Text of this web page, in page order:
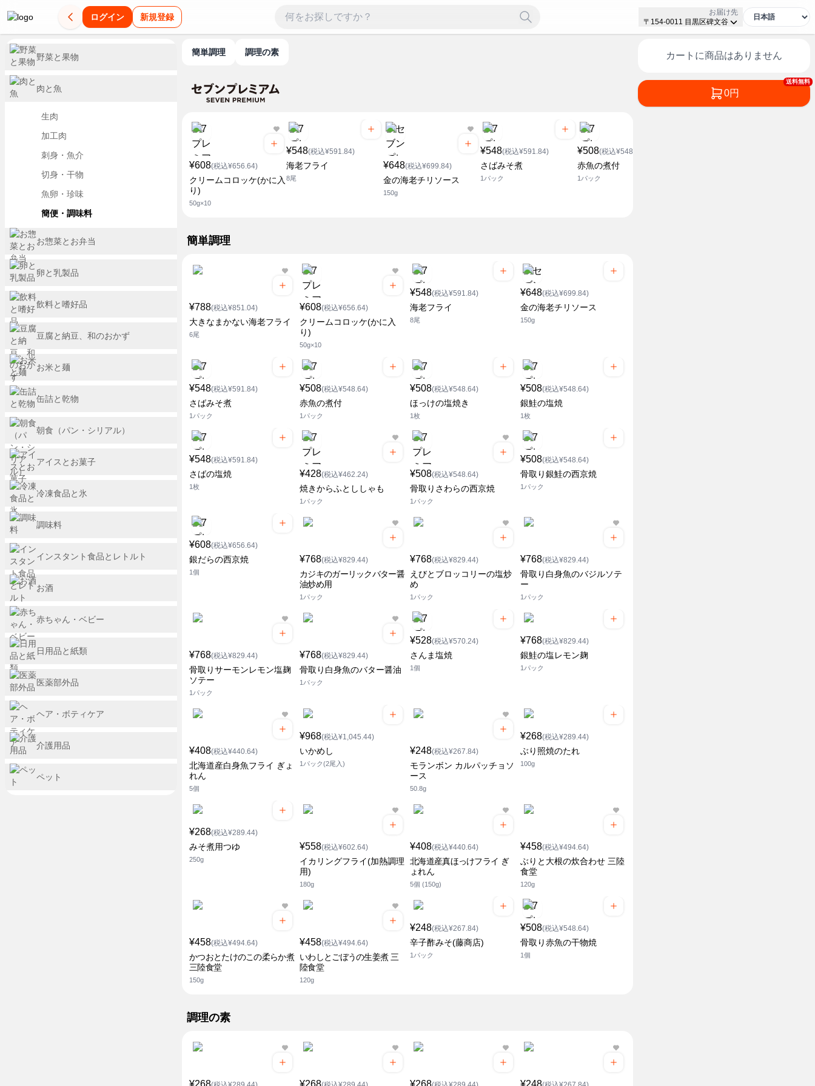
ログイン 新規登録
お届け先
〒154-0011 目黒区碑文谷
簡単調理 調理の素
¥608(税込¥656.64)
クリームコロッケ(かに入
り)
50g×10
¥548(税込¥591.84)
海老フライ
8尾
¥648(税込¥699.84)
金の海老チリソース
150g
¥548(税込¥591.84)
さばみそ煮
1パック
¥508(税込¥548.64)
赤魚の煮付
1パック
簡単調理
¥788(税込¥851.04)
大きなまかない海老フライ
6尾
¥608(税込¥656.64)
クリームコロッケ(かに入
り)
50g×10
¥548(税込¥591.84)
海老フライ
8尾
¥648(税込¥699.84)
金の海老チリソース
150g
¥548(税込¥591.84)
さばみそ煮
1パック
¥508(税込¥548.64)
赤魚の煮付
1パック
¥508(税込¥548.64)
ほっけの塩焼き
1枚
¥508(税込¥548.64)
銀鮭の塩焼
1枚
¥548(税込¥591.84)
さばの塩焼
1枚
¥428(税込¥462.24)
焼きからふとししゃも
1パック
¥508(税込¥548.64)
骨取りさわらの西京焼
1パック
¥508(税込¥548.64)
骨取り銀鮭の西京焼
1パック
¥608(税込¥656.64)
銀だらの西京焼
1個
¥768(税込¥829.44)
カジキのガーリックバター醤
油炒め用
1パック
¥768(税込¥829.44)
えびとブロッコリーの塩炒
め
1パック
¥768(税込¥829.44)
骨取り白身魚のバジルソテ
ー
1パック
¥768(税込¥829.44)
骨取りサーモンレモン塩麹
ソテー
1パック
¥768(税込¥829.44)
骨取り白身魚のバター醤油
1パック
¥528(税込¥570.24)
さんま塩焼
1個
¥768(税込¥829.44)
銀鮭の塩レモン麹
1パック
¥408(税込¥440.64)
北海道産白身魚フライ ぎょ
れん
5個
¥968(税込¥1,045.44)
いかめし
1パック(2尾入)
¥248(税込¥267.84)
モランボン カルパッチョソ
ース
50.8g
¥268(税込¥289.44)
ぶり照焼のたれ
100g
¥268(税込¥289.44)
みそ煮用つゆ
250g
¥558(税込¥602.64)
イカリングフライ(加熱調理
用)
180g
¥408(税込¥440.64)
北海道産真ほっけフライ ぎ
ょれん
5個 (150g)
¥458(税込¥494.64)
ぶりと大根の炊合わせ 三陸
食堂
120g
¥458(税込¥494.64)
かつおとたけのこの柔らか煮
三陸食堂
150g
¥458(税込¥494.64)
いわしとごぼうの生姜煮 三
陸食堂
120g
¥248(税込¥267.84)
辛子酢みそ(藤商店)
1パック
¥508(税込¥548.64)
骨取り赤魚の干物焼
1個
調理の素
カートに商品はありません
送料無料
0円
野菜と果物
肉と魚
生肉
加工肉
刺身・魚介
切身・干物
魚卵・珍味
簡便・調味料
お惣菜とお弁当
卵と乳製品
飲料と嗜好品
豆腐と納豆、和のおかず
お米と麺
缶詰と乾物
朝食（パン・シリアル）
アイスとお菓子
冷凍食品と氷
調味料
インスタント食品とレトルト
お酒
赤ちゃん・ベビー
日用品と紙類
医薬部外品
ヘア・ボティケア
介護用品
ペット